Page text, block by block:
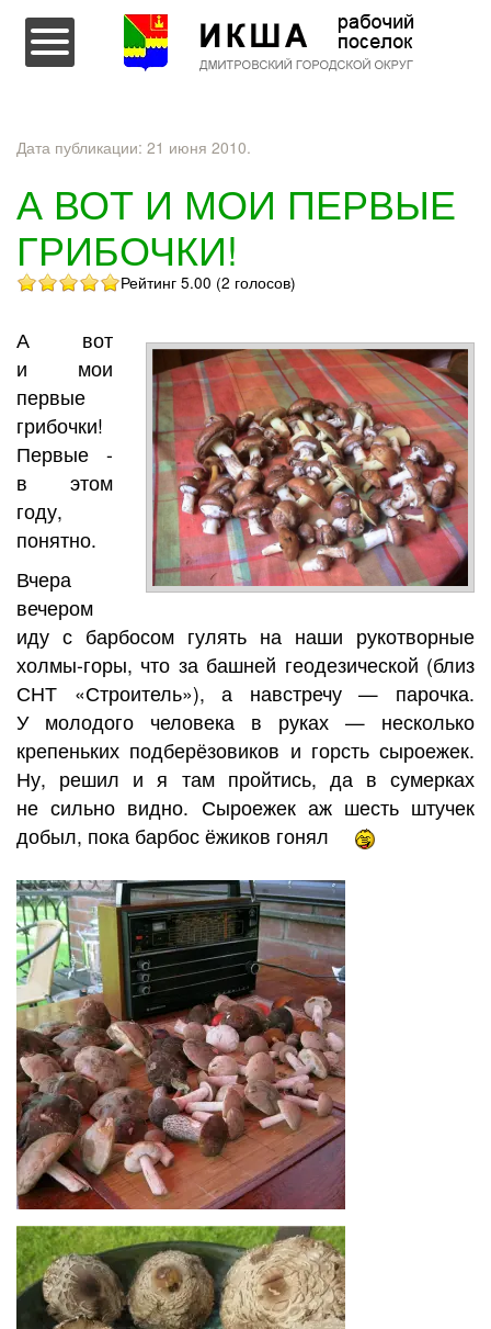
Перейти к содержимому
Дата публикации: 21 июня 2010.
А ВОТ И МОИ ПЕРВЫЕ
ГРИБОЧКИ!
Рейтинг 5.00 (2 голосов)
А вот
и мои
первые
грибочки!
Первые -
в этом
году,
понятно.
Вчера
вечером
иду с барбосом гулять на наши рукотворные
холмы-горы, что за башней геодезической (близ
СНТ «Строитель»), а навстречу — парочка.
У молодого человека в руках — несколько
крепеньких подберёзовиков и горсть сыроежек.
Ну, решил и я там пройтись, да в сумерках
не сильно видно. Сыроежек аж шесть штучек
добыл, пока барбос ёжиков гонял